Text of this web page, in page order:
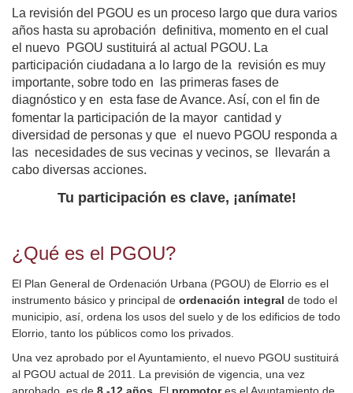
La revisión del PGOU es un proceso largo que dura varios
años hasta su aprobación  definitiva, momento en el cual
el nuevo  PGOU sustituirá al actual PGOU. La
participación ciudadana a lo largo de la  revisión es muy
importante, sobre todo en  las primeras fases de
fomentar la participación de la mayor cantidad y
diversidad de personas y que  el nuevo PGOU responda a
las  necesidades de sus vecinas y vecinos, se  llevarán a
cabo diversas acciones.
Tu participación es clave, ¡anímate!
¿Qué es el PGOU?
El Plan General de Ordenación Urbana (PGOU) de Elorrio es el
instrumento básico y principal de ordenación integral de todo el
municipio, así, ordena los usos del suelo y de los edificios de todo
Elorrio, tanto los públicos como los privados.
Una vez aprobado por el Ayuntamiento, el nuevo PGOU sustituirá
al PGOU actual de 2011. La previsión de vigencia, una vez